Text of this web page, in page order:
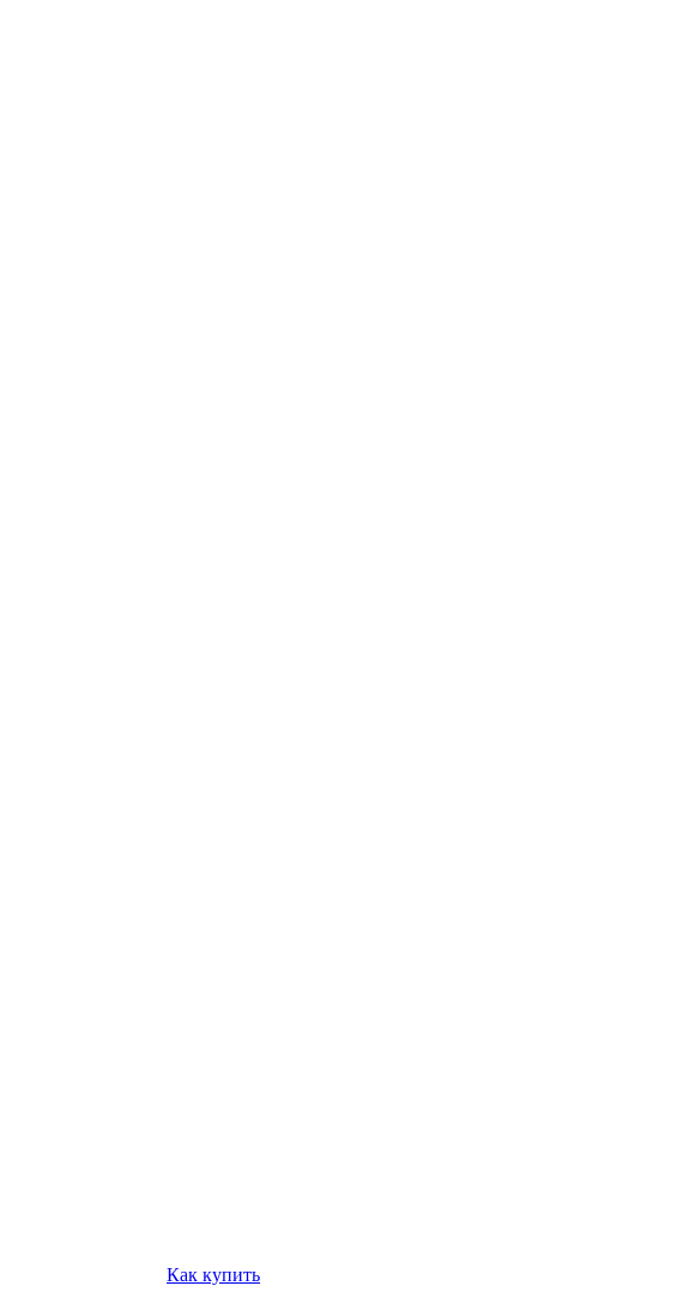
Как купить